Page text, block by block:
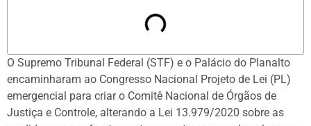
O Supremo Tribunal Federal (STF) e o Palácio do Planalto
encaminharam ao Congresso Nacional Projeto de Lei (PL)
emergencial para criar o Comitê Nacional de Órgãos de
Justiça e Controle, alterando a Lei 13.979/2020 sobre as